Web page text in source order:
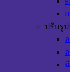
ปรับรูป